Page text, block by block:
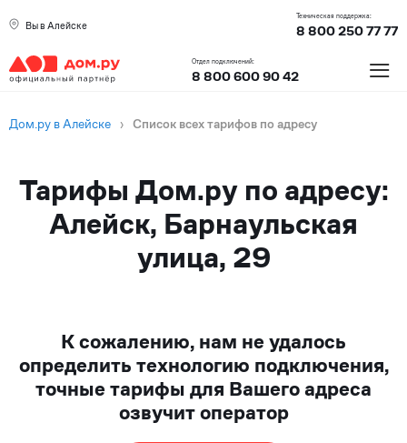
Вы в Алейске
Техническая поддержка:
8 800 250 77 77
Отдел подключений:
8 800 600 90 42 ≡
Дом.ру в Алейске › Список всех тарифов по адресу
Тарифы Дом.ру по адресу:
Алейск, Барнаульская
улица, 29
К сожалению, нам не удалось
определить технологию подключения,
точные тарифы для Вашего адреса
озвучит оператор